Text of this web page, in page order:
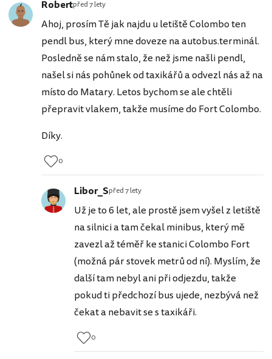
Robertpřed 7 lety
Ahoj, prosím Tě jak najdu u letiště Colombo ten
pendl bus, který mne doveze na autobus.terminál.
Posledně se nám stalo, že než jsme našli pendl,
našel si nás pohůnek od taxikářů a odvezl nás až na
místo do Matary. Letos bychom se ale chtěli
přepravit vlakem, takže musíme do Fort Colombo.
Díky.
0
Libor_Spřed 7 lety
Už je to 6 let, ale prostě jsem vyšel z letiště
na silnici a tam čekal minibus, který mě
zavezl až téměř ke stanici Colombo Fort
(možná pár stovek metrů od ní). Myslím, že
další tam nebyl ani při odjezdu, takže
pokud ti předchozí bus ujede, nezbývá než
čekat a nebavit se s taxikáři.
0